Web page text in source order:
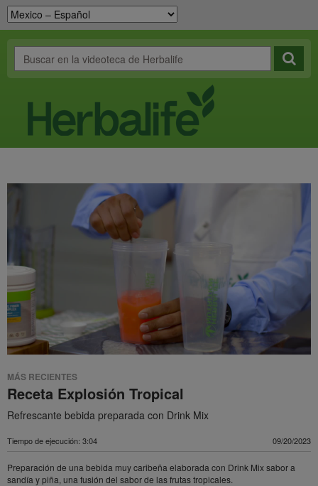
MÁS RECIENTES
Receta Explosión Tropical
Refrescante bebida preparada con Drink Mix
Tiempo de ejecución: 3:04 09/20/2023
Preparación de una bebida muy caribeña elaborada con Drink Mix sabor a
sandía y piña, una fusión del sabor de las frutas tropicales.